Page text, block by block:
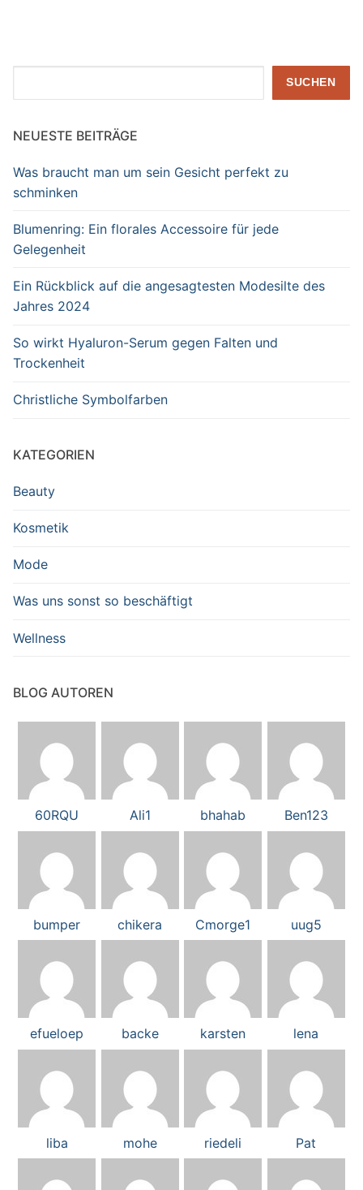
SUCHEN
NEUESTE BEITRÄGE
Was braucht man um sein Gesicht perfekt zu
schminken
Blumenring: Ein florales Accessoire für jede
Gelegenheit
Ein Rückblick auf die angesagtesten Modesilte des
Jahres 2024
So wirkt Hyaluron-Serum gegen Falten und
Trockenheit
Christliche Symbolfarben
KATEGORIEN
Beauty
Kosmetik
Mode
Was uns sonst so beschäftigt
Wellness
BLOG AUTOREN
60RQU Ali1 bhahab Ben123
bumper chikera Cmorge1 uug5
efueloep backe karsten lena
liba mohe riedeli Pat